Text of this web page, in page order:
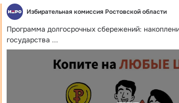
Избирательная комиссия Ростовской области
Программа долгосрочных сбережений:
государства ...